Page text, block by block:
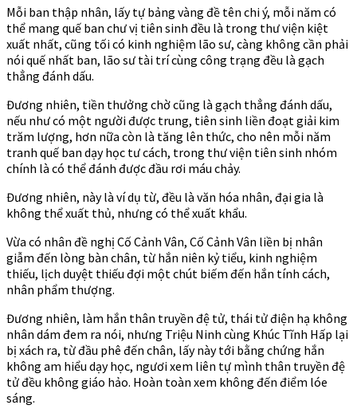
Mỗi ban thập nhân, lấy tự bảng vàng đề tên chi ý, mỗi năm có
thể mang quế ban chư vị tiên sinh đều là trong thư viện kiệt
xuất nhất, cũng tối có kinh nghiệm lão sư, càng không cần phải
nói quế nhất ban, lão sư tài trí cùng công trạng đều là gạch
thẳng đánh dấu.
Đương nhiên, tiền thưởng chờ cũng là gạch thẳng đánh dấu,
nếu như có một người được trung, tiên sinh liền đoạt giải kim
trăm lượng, hơn nữa còn là tăng lên thức, cho nên mỗi năm
tranh quế ban dạy học tư cách, trong thư viện tiên sinh nhóm
chính là có thể đánh được đầu rơi máu chảy.
Đương nhiên, này là ví dụ từ, đều là văn hóa nhân, đại gia là
không thể xuất thủ, nhưng có thể xuất khẩu.
Vừa có nhân đề nghị Cố Cảnh Vân, Cố Cảnh Vân liền bị nhân
giẫm đến lòng bàn chân, từ hắn niên kỷ tiểu, kinh nghiệm
thiếu, lịch duyệt thiếu đợi một chút biếm đến hắn tính cách,
nhân phẩm thượng.
Đương nhiên, làm hắn thân truyền đệ tử, thái tử điện hạ không
nhân dám đem ra nói, nhưng Triệu Ninh cùng Khúc Tĩnh Hấp lại
bị xách ra, từ đầu phê đến chân, lấy này tới bằng chứng hắn
không am hiểu dạy học, ngươi xem liên tự mình thân truyền đệ
tử đều không giáo hảo. Hoàn toàn xem không đến điểm lóe
sáng.